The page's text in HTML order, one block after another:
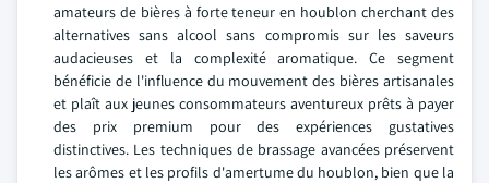
amateurs de bières à forte teneur en houblon cherchant des
alternatives sans alcool sans compromis sur les saveurs
audacieuses et la complexité aromatique. Ce segment
bénéficie de l'influence du mouvement des bières artisanales
et plaît aux jeunes consommateurs aventureux prêts à payer
des prix premium pour des expériences gustatives
distinctives. Les techniques de brassage avancées préservent
les arômes et les profils d'amertume du houblon, bien que la